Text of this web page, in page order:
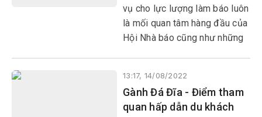
vụ cho lực lượng làm báo luôn
là mối quan tâm hàng đầu của
Hội Nhà báo cũng như những
vừa kết thúc, học viên có thêm
nhiều kiến thức cũng như kỹ
năng thực hành nhằm đáp ứng
13:17, 14/08/2022
Gành Đá Đĩa - Điểm tham
quan hấp dẫn du khách